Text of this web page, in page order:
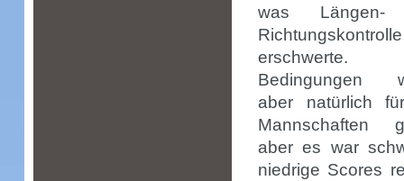
was Längen-
Richtungskontrolle
erschwerte.
Bedingungen
aber natürlich
Mannschaften
aber es war
niedrige Scores